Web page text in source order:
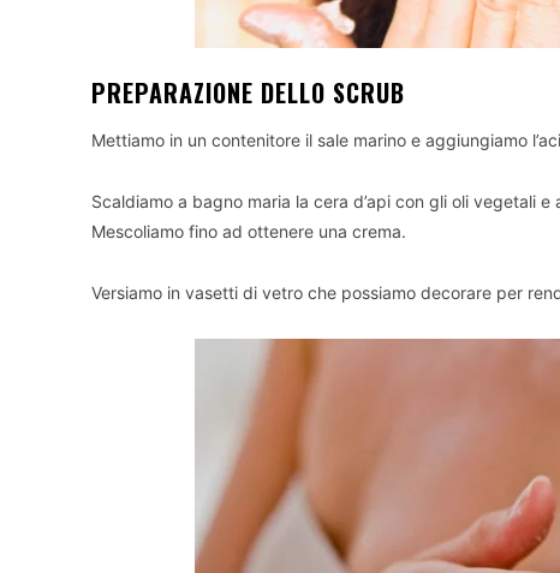
PREPARAZIONE DELLO SCRUB
Mettiamo in un contenitore il sale marino e aggiungiamo
Scaldiamo a bagno maria la cera d’api con gli oli vegetali
Mescoliamo fino ad ottenere una crema.
Versiamo in vasetti di vetro che possiamo decorare per